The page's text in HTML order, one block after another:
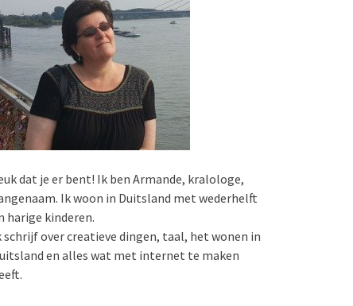
dat je er bent! Ik ben Armande, kralologe,
Ik woon in Duitsland met wederhelft
harige kinderen.
schrijf over creatieve dingen, taal, het wonen in
en alles wat met internet te maken